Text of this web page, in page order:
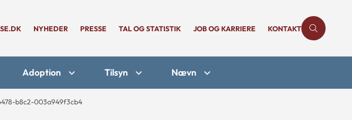
NYHEDER PRESSE TAL OG STATISTIK JOB OG KARRIERE KONTAKT
Adoption Tilsyn Nævn
b8c2-003a949f3cb4